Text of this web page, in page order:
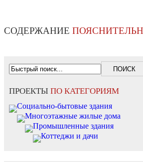
СОДЕРЖАНИЕ
ПРОЕКТЫ ПО КАТЕГОРИЯМ
Социально-бытовые здания
Многоэтажные жилые дома
Промышленные здания
Коттеджи и дачи